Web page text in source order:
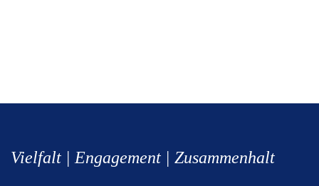
Vielfalt | Engagement | Zusammenhalt